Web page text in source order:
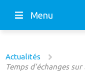
Menu
Actualités
Temps d’échanges